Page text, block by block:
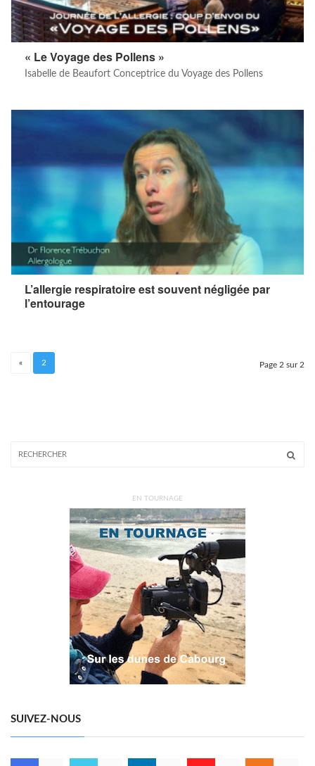
« Le Voyage des Pollens »
Isabelle de Beaufort Conceptrice du Voyage des Pollens
L’allergie respiratoire est souvent négligée par
l’entourage
« 2 Page 2 sur 2
EN TOURNAGE
SUIVEZ-NOUS